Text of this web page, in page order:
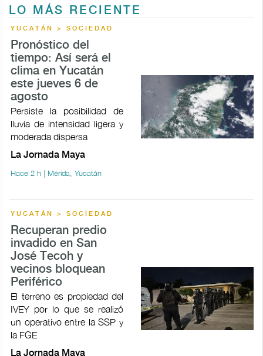
LO MÁS RECIENTE
YUCATÁN > SOCIEDAD
Pronóstico del
tiempo: Así será el
clima en Yucatán
este jueves 6 de
agosto
Persiste la posibilidad de
lluvia de intensidad ligera y
moderada dispersa
La Jornada Maya
Hace 2 h | Mérida, Yucatán
YUCATÁN > SOCIEDAD
Recuperan predio
invadido en San
José Tecoh y
vecinos bloquean
Periférico
El terreno es propiedad del
IVEY por lo que se realizó
un operativo entre la SSP y
la FGE
La Jornada Maya